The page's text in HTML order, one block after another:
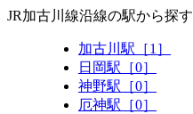
JR加古川線沿線の駅から探す
加古川駅［1］
日岡駅［0］
神野駅［0］
厄神駅［0］